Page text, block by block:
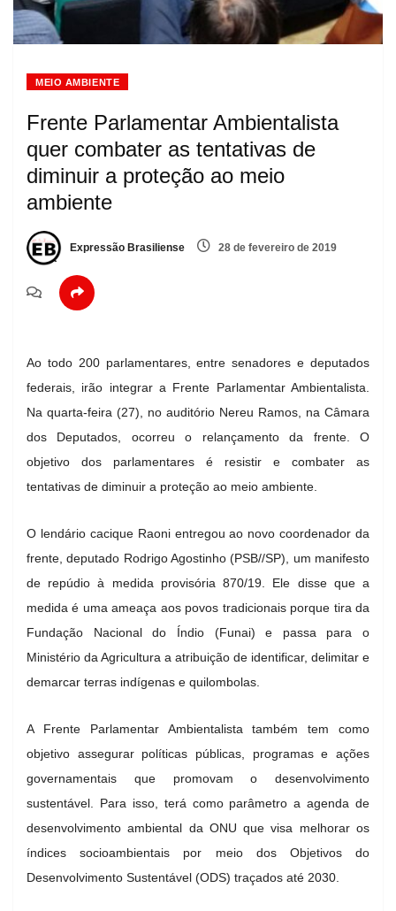
MEIO AMBIENTE
Frente Parlamentar Ambientalista
quer combater as tentativas de
diminuir a proteção ao meio
ambiente
Expressão Brasiliense 28 de fevereiro de 2019
Ao todo 200 parlamentares, entre senadores e deputados
federais, irão integrar a Frente Parlamentar Ambientalista.
Na quarta-feira (27), no auditório Nereu Ramos, na Câmara
dos Deputados, ocorreu o relançamento da frente. O
objetivo dos parlamentares é resistir e combater as
tentativas de diminuir a proteção ao meio ambiente.
O lendário cacique Raoni entregou ao novo coordenador da
frente, deputado Rodrigo Agostinho (PSB//SP), um manifesto
de repúdio à medida provisória 870/19. Ele disse que a
medida é uma ameaça aos povos tradicionais porque tira da
Fundação Nacional do Índio (Funai) e passa para o
Ministério da Agricultura a atribuição de identificar, delimitar e
demarcar terras indígenas e quilombolas.
A Frente Parlamentar Ambientalista também tem como
objetivo assegurar políticas públicas, programas e ações
governamentais que promovam o desenvolvimento
sustentável. Para isso, terá como parâmetro a agenda de
desenvolvimento ambiental da ONU que visa melhorar os
índices socioambientais por meio dos Objetivos do
Desenvolvimento Sustentável (ODS) traçados até 2030.